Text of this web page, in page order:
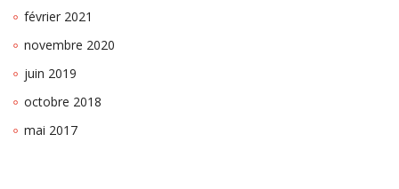
février 2021
novembre 2020
juin 2019
octobre 2018
mai 2017